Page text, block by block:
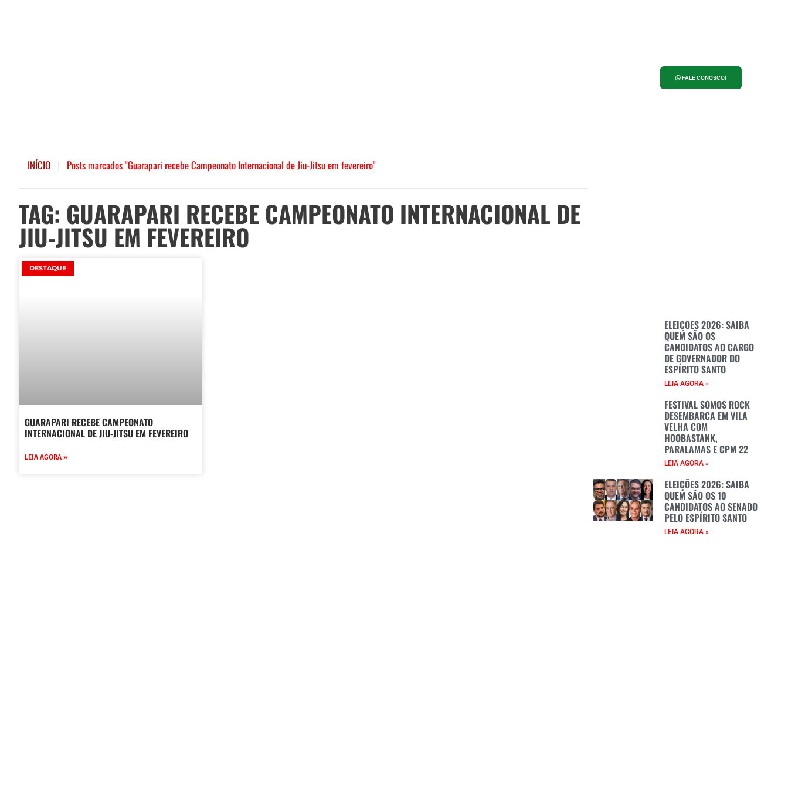
FALE CONOSCO!
INÍCIO Posts marcados "Guarapari recebe Campeonato Internacional de Jiu-Jitsu em fevereiro"
TAG: GUARAPARI RECEBE CAMPEONATO INTERNACIONAL DE
JIU-JITSU EM FEVEREIRO
DESTAQUE
GUARAPARI RECEBE CAMPEONATO
INTERNACIONAL DE JIU-JITSU EM FEVEREIRO
LEIA AGORA »
ELEIÇÕES 2026: SAIBA
QUEM SÃO OS
CANDIDATOS AO CARGO
DE GOVERNADOR DO
ESPÍRITO SANTO
LEIA AGORA »
FESTIVAL SOMOS ROCK
DESEMBARCA EM VILA
VELHA COM
HOOBASTANK,
PARALAMAS E CPM 22
LEIA AGORA »
ELEIÇÕES 2026: SAIBA
QUEM SÃO OS 10
CANDIDATOS AO SENADO
PELO ESPÍRITO SANTO
LEIA AGORA »